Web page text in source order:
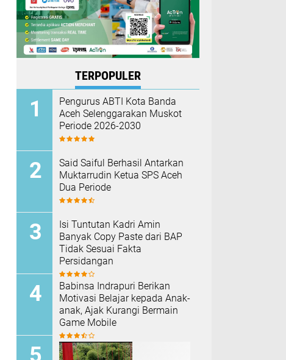
TERPOPULER
Pengurus ABTI Kota Banda
Aceh Selenggarakan Muskot
Periode 2026-2030
Said Saiful Berhasil Antarkan
Muktarrudin Ketua SPS Aceh
Dua Periode
Isi Tuntutan Kadri Amin
Banyak Copy Paste dari BAP
Tidak Sesuai Fakta
Persidangan
Babinsa Indrapuri Berikan
Motivasi Belajar kepada Anak-
anak, Ajak Kurangi Bermain
Game Mobile